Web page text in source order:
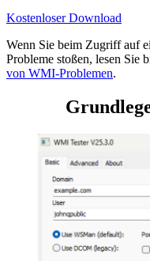
Kostenloser Download
Wenn Sie beim Zugriff auf
Probleme stoßen, lesen Sie
von WMI-Problemen.